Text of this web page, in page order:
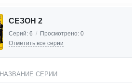
СЕЗОН 2
Серий: 6 / Просмотрено: 0
Отметить все серии
НАЗВАНИЕ СЕРИИ